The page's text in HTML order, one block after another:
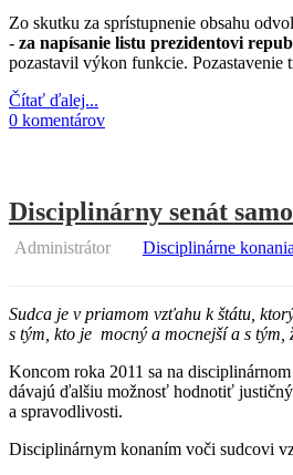
Zo skutku za sprístupnenie obsahu
- za napísanie listu prezidentovi
pozastavil výkon funkcie. Pozastavenie
Čítať ďalej...
0 komentárov
Disciplinárny senát
Administrátor Disciplinárne konania
Sudca je v priamom vzťahu k štátu,
s tým, kto je mocný a mocnejší a s
Koncom roka 2011 sa na
dávajú ďalšiu možnosť hodnotiť justičný
a spravodlivosti.
Disciplinárnym konaním voči sudcovi